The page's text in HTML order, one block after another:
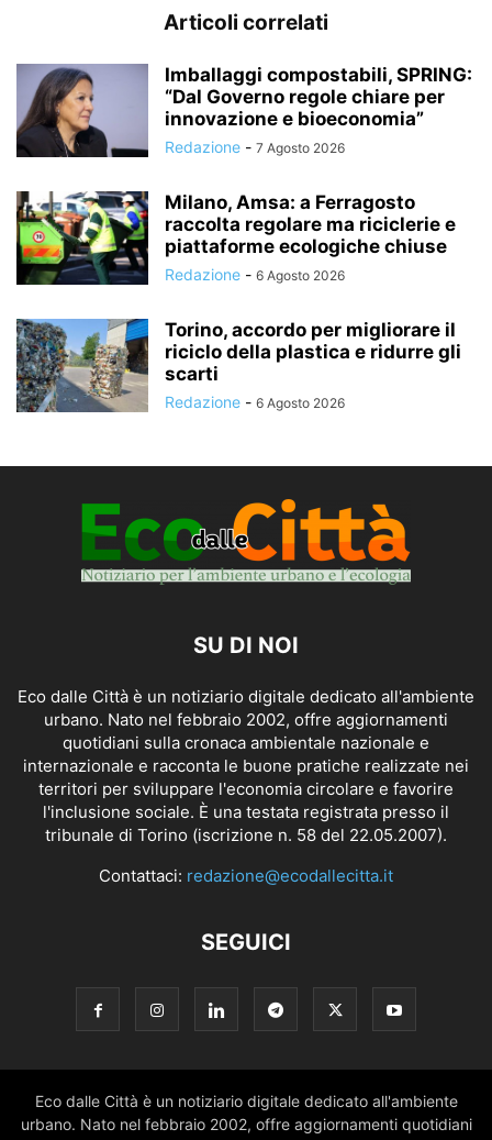
Articoli correlati
Imballaggi compostabili, SPRING:
“Dal Governo regole chiare per
innovazione e bioeconomia”
Redazione - 7 Agosto 2026
Milano, Amsa: a Ferragosto
raccolta regolare ma riciclerie e
piattaforme ecologiche chiuse
Redazione - 6 Agosto 2026
Torino, accordo per migliorare il
riciclo della plastica e ridurre gli
scarti
Redazione - 6 Agosto 2026
SU DI NOI
Eco dalle Città è un notiziario digitale dedicato all'ambiente
urbano. Nato nel febbraio 2002, offre aggiornamenti
quotidiani sulla cronaca ambientale nazionale e
internazionale e racconta le buone pratiche realizzate nei
territori per sviluppare l'economia circolare e favorire
l'inclusione sociale. È una testata registrata presso il
tribunale di Torino (iscrizione n. 58 del 22.05.2007).
Contattaci: redazione@ecodallecitta.it
SEGUICI
Eco dalle Città è un notiziario digitale dedicato all'ambiente
urbano. Nato nel febbraio 2002, offre aggiornamenti quotidiani